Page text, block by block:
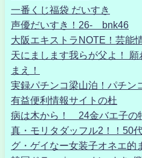
一番くじ福袋 だいすき
声優だいすき！26- bnk46
大阪エキストラNOTE！芸能
天にまします我らが父よ！
まえ！
実録パチンコ梁山泊！パチン
有益便利情報サイトの杜
病は木から！ 24金バエ子の
真・モリタダッフル2！！50
グ・ゲイなー女装子オネエ的